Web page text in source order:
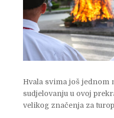
Hvala svima još jednom
sudjelovanju u ovoj
velikog značenja za